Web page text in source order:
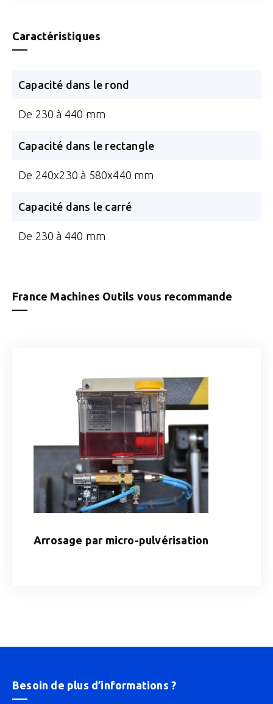
Caractéristiques
Capacité dans le rond
De 230 à 440 mm
Capacité dans le rectangle
De 240x230 à 580x440 mm
Capacité dans le carré
De 230 à 440 mm
France Machines Outils vous recommande
Arrosage par micro-pulvérisation
Besoin de plus d’informations ?